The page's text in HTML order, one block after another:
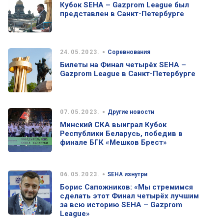
Кубок SEHA – Gazprom League был
представлен в Санкт-Петербурге
24.05.2023. • Соревнования
Билеты на Финал четырёх SEHA –
Gazprom League в Санкт-Петербурге
07.05.2023. • Другие новости
Минский СКА выиграл Кубок
Республики Беларусь, победив в
финале БГК «Мешков Брест»
06.05.2023. • SEHA изнутри
Борис Сапожников: «Мы стремимся
сделать этот Финал четырёх лучшим
за всю историю SEHA – Gazprom
League»